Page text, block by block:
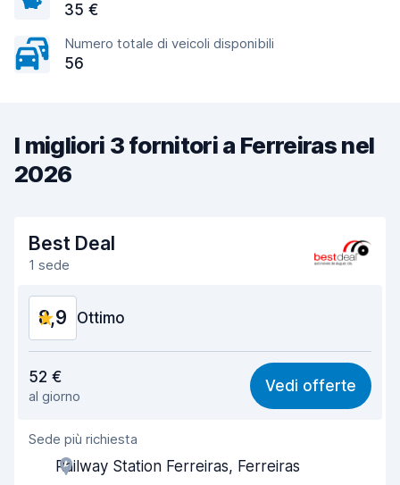
35 €
Numero totale di veicoli disponibili
56
I migliori 3 fornitori a Ferreiras nel
2026
Best Deal
1 sede
8,9 Ottimo
9,4
Facile da trovare 8,2
Gentilezza degli agenti
Rapidità del ritiro
52 €
al giorno
Vedi offerte
Sede più richiesta
Railway Station Ferreiras, Ferreiras